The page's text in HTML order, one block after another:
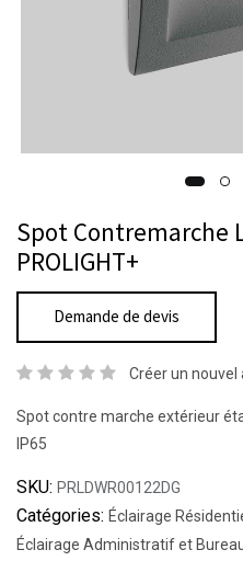
Spot Contremarche
PROLIGHT+
Demande de devis
Créer un nouvel
Spot contre marche extérieur
IP65
SKU: PRLDWR00122DG
Catégories: Éclairage
Éclairage Administratif et